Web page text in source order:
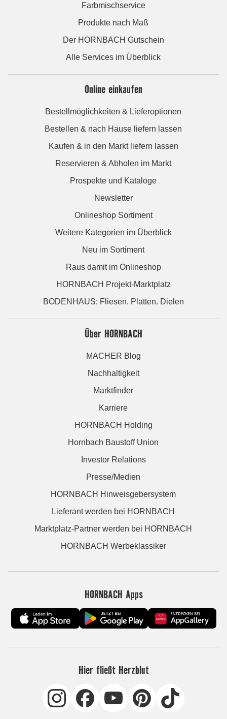
Farbmischservice
Produkte nach Maß
Der HORNBACH Gutschein
Alle Services im Überblick
Online einkaufen
Bestellmöglichkeiten & Lieferoptionen
Bestellen & nach Hause liefern lassen
Kaufen & in den Markt liefern lassen
Reservieren & Abholen im Markt
Prospekte und Kataloge
Newsletter
Onlineshop Sortiment
Weitere Kategorien im Überblick
Neu im Sortiment
Raus damit im Onlineshop
HORNBACH Projekt-Marktplatz
BODENHAUS: Fliesen. Platten. Dielen
Über HORNBACH
MACHER Blog
Nachhaltigkeit
Marktfinder
Karriere
HORNBACH Holding
Hornbach Baustoff Union
Investor Relations
Presse/Medien
HORNBACH Hinweisgebersystem
Lieferant werden bei HORNBACH
Marktplatz-Partner werden bei HORNBACH
HORNBACH Werbeklassiker
HORNBACH Apps
Hier fließt Herzblut